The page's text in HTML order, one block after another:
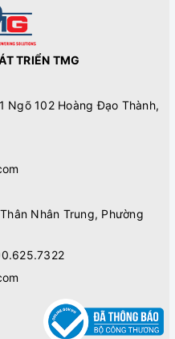
TRIỂN TMG
Ngõ 102 Hoàng Đạo Thành,
Nhân Trung, Phường